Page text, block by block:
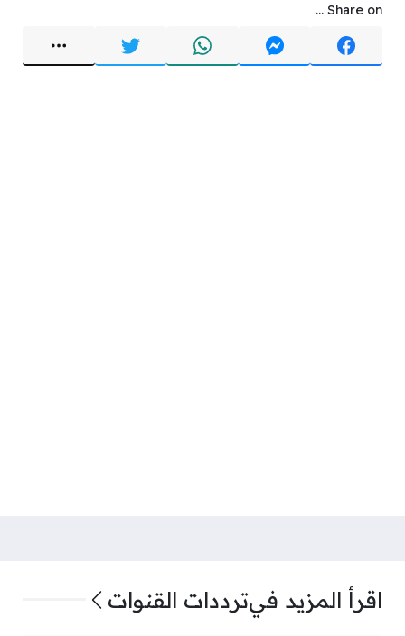
Share on ...
اقرأ المزيد فيترددات القنوات